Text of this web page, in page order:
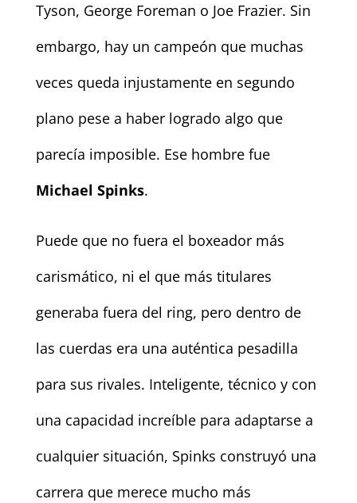
Tyson, George Foreman o Joe Frazier. Sin
embargo, hay un campeón que muchas
veces queda injustamente en segundo
plano pese a haber logrado algo que
parecía imposible. Ese hombre fue
Michael Spinks.
Puede que no fuera el boxeador más
carismático, ni el que más titulares
generaba fuera del ring, pero dentro de
las cuerdas era una auténtica pesadilla
para sus rivales. Inteligente, técnico y con
una capacidad increíble para adaptarse a
cualquier situación, Spinks construyó una
carrera que merece mucho más